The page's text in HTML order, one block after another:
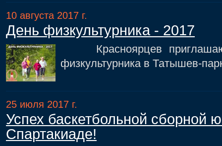
10 августа 2017 г.
День физкультурника - 2017
Красноярцев
физкультурника в Татышев-
25 июля 2017 г.
Успех баскетбольной сборной
Спартакиаде!